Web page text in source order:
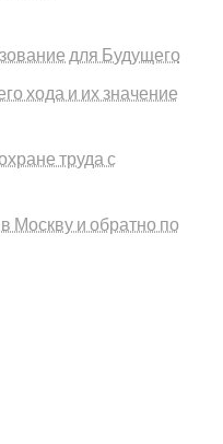
для Будущего
хода и их значение
труда с
Москву и обратно по